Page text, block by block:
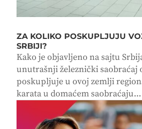
ZA KOLIKO POSKUPLJUJU
SRBIJI?
Kako je objavljeno na sajtu
unutrašnji železnički saobraćaj
poskupljuje u ovoj zemlji
karata u domaćem saobraćaju...